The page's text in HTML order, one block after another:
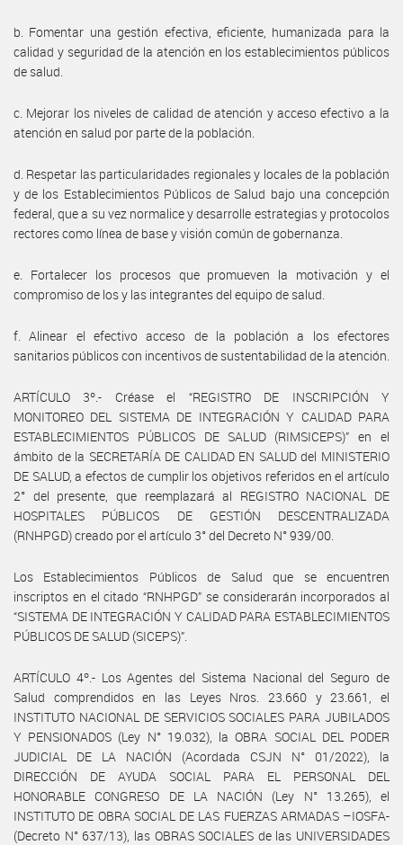
b. Fomentar una gestión efectiva, eficiente, humanizada para la
calidad y seguridad de la atención en los establecimientos públicos
de salud.
c. Mejorar los niveles de calidad de atención y acceso efectivo a la
atención en salud por parte de la población.
d. Respetar las particularidades regionales y locales de la población
y de los Establecimientos Públicos de Salud bajo una concepción
federal, que a su vez normalice y desarrolle estrategias y protocolos
rectores como línea de base y visión común de gobernanza.
e. Fortalecer los procesos que promueven la motivación y el
compromiso de los y las integrantes del equipo de salud.
f. Alinear el efectivo acceso de la población a los efectores
sanitarios públicos con incentivos de sustentabilidad de la atención.
ARTÍCULO 3º.- Créase el “REGISTRO DE INSCRIPCIÓN Y
MONITOREO DEL SISTEMA DE INTEGRACIÓN Y CALIDAD PARA
ESTABLECIMIENTOS PÚBLICOS DE SALUD (RIMSICEPS)” en el
ámbito de la SECRETARÍA DE CALIDAD EN SALUD del MINISTERIO
DE SALUD, a efectos de cumplir los objetivos referidos en el artículo
2° del presente, que reemplazará al REGISTRO NACIONAL DE
HOSPITALES PÚBLICOS DE GESTIÓN DESCENTRALIZADA
(RNHPGD) creado por el artículo 3° del Decreto N° 939/00.
Los Establecimientos Públicos de Salud que se encuentren
inscriptos en el citado “RNHPGD” se considerarán incorporados al
“SISTEMA DE INTEGRACIÓN Y CALIDAD PARA ESTABLECIMIENTOS
PÚBLICOS DE SALUD (SICEPS)”.
ARTÍCULO 4º.- Los Agentes del Sistema Nacional del Seguro de
Salud comprendidos en las Leyes Nros. 23.660 y 23.661, el
INSTITUTO NACIONAL DE SERVICIOS SOCIALES PARA JUBILADOS
Y PENSIONADOS (Ley N° 19.032), la OBRA SOCIAL DEL PODER
JUDICIAL DE LA NACIÓN (Acordada CSJN N° 01/2022), la
DIRECCIÓN DE AYUDA SOCIAL PARA EL PERSONAL DEL
HONORABLE CONGRESO DE LA NACIÓN (Ley N° 13.265), el
INSTITUTO DE OBRA SOCIAL DE LAS FUERZAS ARMADAS –IOSFA-
(Decreto N° 637/13), las OBRAS SOCIALES de las UNIVERSIDADES